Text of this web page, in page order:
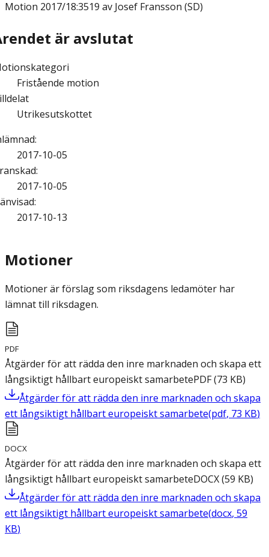
Motion 2017/18:3519 av Josef Fransson (SD)
är avslutat
Fristående motion
Utrikesutskottet
:
2017-10-05
:
2017-10-05
:
2017-10-13
Motioner
Motioner är förslag som riksdagens ledamöter har
lämnat till riksdagen.
PDF
Åtgärder för att rädda den inre marknaden och skapa ett
långsiktigt hållbart europeiskt samarbetePDF(73 KB)
Åtgärder för att rädda den inre marknaden och skapa
ett långsiktigt hållbart europeiskt samarbete(pdf, 73 KB)
DOCX
Åtgärder för att rädda den inre marknaden och skapa ett
långsiktigt hållbart europeiskt samarbeteDOCX(59 KB)
Åtgärder för att rädda den inre marknaden och skapa
ett långsiktigt hållbart europeiskt samarbete(docx, 59
KB)